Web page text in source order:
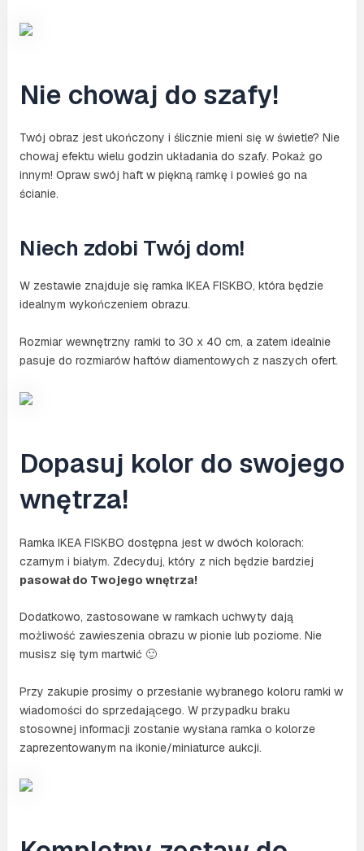
Nie chowaj do szafy!
Twój obraz jest ukończony i ślicznie mieni się w świetle? Nie
chowaj efektu wielu godzin układania do szafy. Pokaż go
innym! Opraw swój haft w piękną ramkę i powieś go na
ścianie.
Niech zdobi Twój dom!
W zestawie znajduje się ramka IKEA FISKBO, która będzie
idealnym wykończeniem obrazu.
Rozmiar wewnętrzny ramki to 30 x 40 cm, a zatem idealnie
pasuje do rozmiarów haftów diamentowych z naszych ofert.
Dopasuj kolor do swojego
wnętrza!
Ramka IKEA FISKBO dostępna jest w dwóch kolorach:
czarnym i białym. Zdecyduj, który z nich będzie bardziej
pasował do Twojego wnętrza!
Dodatkowo, zastosowane w ramkach uchwyty dają
możliwość zawieszenia obrazu w pionie lub poziome. Nie
musisz się tym martwić 🙂
Przy zakupie prosimy o przesłanie wybranego koloru ramki w
wiadomości do sprzedającego. W przypadku braku
stosownej informacji zostanie wysłana ramka o kolorze
zaprezentowanym na ikonie/miniaturce aukcji.